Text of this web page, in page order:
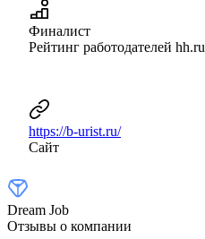
Финалист
Рейтинг работодателей hh.ru
https://b-urist.ru/
Сайт
Dream Job
Отзывы о компании